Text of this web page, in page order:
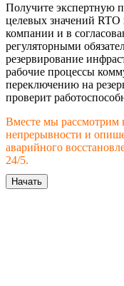
Получите экспертную
целевых значений
компании и в
регуляторными
резервирование
рабочие процессы
переключению на
проверит
Вместе мы
непрерывности и
аварийного
24/5.
Начать